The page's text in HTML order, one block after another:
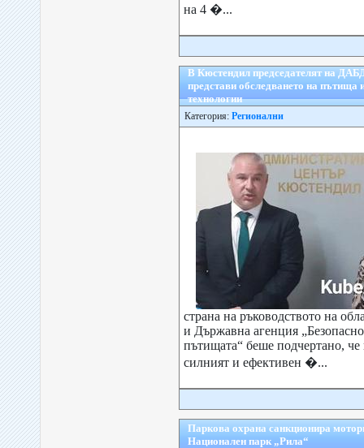
на 4 �...
В Кюстендил председателят на
представи обследването на пътища
технологии
Категория: Регионални
страна на ръководството на
и Държавна агенция
пътищата“ беше подчертано, че
силният и ефективен �...
Паркова охрана санкционира
Национален парк „Рила“